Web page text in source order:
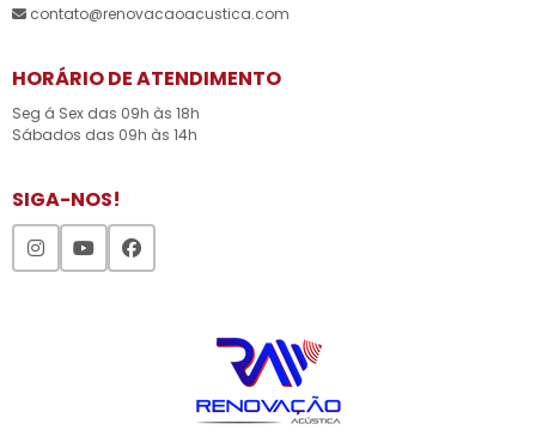
contato@renovacaoacustica.com
HORÁRIO DE ATENDIMENTO
Seg á Sex das 09h às 18h
Sábados das 09h às 14h
SIGA-NOS!